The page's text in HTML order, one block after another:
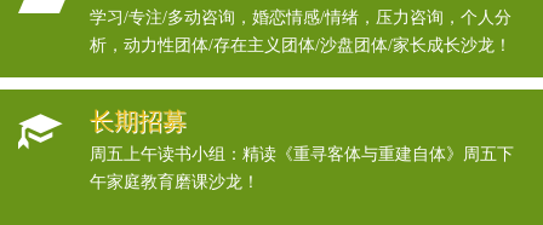
学习/专注/多动咨询，婚恋情感/情绪，压力咨询，个人分
析，动力性团体/存在主义团体/沙盘团体/家长成长沙龙！
长期招募
周五上午读书小组：精读《重寻客体与重建自体》周五下
午家庭教育磨课沙龙！